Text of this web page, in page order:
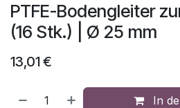
PTFE-Bodengleiter
(16 Stk.) | Ø 25 mm
13,01€
In